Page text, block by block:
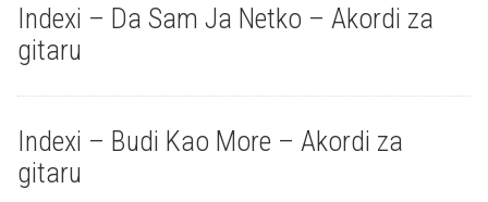
Indexi – Da Sam Ja Netko – Akordi za
gitaru
Indexi – Budi Kao More – Akordi za
gitaru